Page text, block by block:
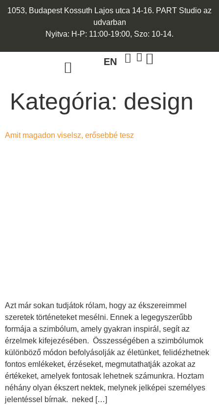
1053, Budapest Kossuth Lajos utca 14-16. PART Studio az
udvarban
Nyitva: H-P: 11:00-19:00, Szo: 10-14.
EN
Kategória: design
Amit magadon viselsz, erősebbé tesz
Azt már sokan tudjátok rólam, hogy az ékszereimmel
szeretek történeteket mesélni. Ennek a legegyszerűbb
formája a szimbólum, amely gyakran inspirál, segít az
érzelmek kifejezésében. Összességében a szimbólumok
különböző módon befolyásolják az életünket, felidézhetnek
fontos emlékeket, érzéseket, megmutathatják azokat az
értékeket, amelyek fontosak lehetnek számunkra. Hoztam
néhány olyan ékszert nektek, melynek jelképei személyes
jelentéssel bírnak. neked […]